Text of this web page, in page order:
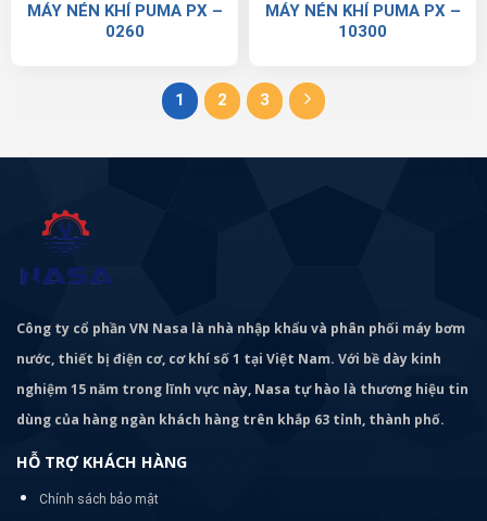
MÁY NÉN KHÍ PUMA PX –
0260
MÁY NÉN KHÍ PUMA PX –
10300
1 2 3
Công ty cổ phần VN Nasa là nhà nhập khẩu và phân phối máy bơm
nước, thiết bị điện cơ, cơ khí số 1 tại Việt Nam. Với bề dày kinh
nghiệm 15 năm trong lĩnh vực này, Nasa tự hào là thương hiệu tin
dùng của hàng ngàn khách hàng trên khắp 63 tỉnh, thành phố.
HỖ TRỢ KHÁCH HÀNG
Chính sách bảo mật